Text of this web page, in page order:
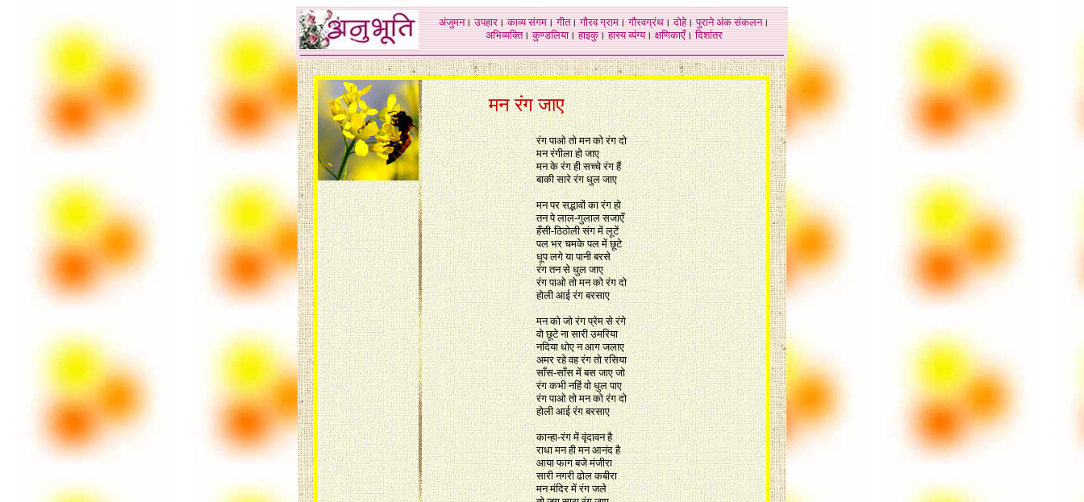
अंजुमन।उपहार।काव्य संगम।गीत।गौरव ग्राम।गौरवग्रंथ।दोहे।पुराने अंक संकलन।
अभिव्यक्ति।कुण्डलिया।हाइकु।हास्य व्यंग्य।क्षणिकाएँ।दिशांतर
.
मन रंग जाए
.
रंग पाओ तो मन को रंग दो
मन रंगीला हो जाए
मन के रंग ही सच्चे रंग हैं
बाकी सारे रंग धुल जाए
मन पर सद्भावों का रंग हो
तन पे लाल-गुलाल सजाएँ
हँसी-ठिठोली संग में लूटें
पल भर चमके पल में छूटे
धूप लगे या पानी बरसे
रंग तन से धुल जाए
रंग पाओ तो मन को रंग दो
होली आई रंग बरसाए
मन को जो रंग प्रेम से रंगे
वो छूटे ना सारी उमरिया
नदिया धोए न आग जलाए
अमर रहे वह रंग तो रसिया
साँस-साँस में बस जाए जो
रंग कभी नहिं वो धुल पाए
रंग पाओ तो मन को रंग दो
होली आई रंग बरसाए
कान्हा-रंग में वृंदावन है
राधा मन ही मन आनंद है
आया फाग बजे मंजीरा
सारी नगरी ढोल कबीरा
मन मंदिर में रंग जले